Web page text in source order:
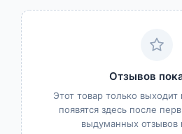
Отзывов
Этот товар только
появятся здесь после
выдуманных отзывов